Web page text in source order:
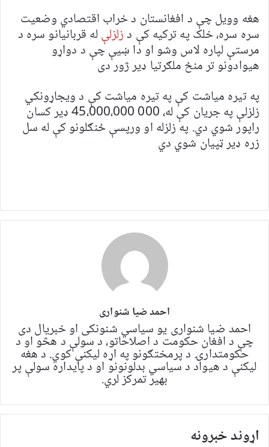
هغه وویل چې د افغانستان د خراب اقتصادي وضعیت
سره سره، خلک په ترکیه کې دزلزلېله قربانیانو سره د
مرستې لپاره لاس وشو او دا ښیې چې د دواړو
هیوادونو تر منځ ملګرتیا ډیر ژور دی
په تیره میاشت کې په تیره میاشت کې د ویجاړونکي
زلزلې په جریان کې له، 000 45،000،000 ډیر کسان
راپور شوي دي. په زلزله او ورپسې ځنګلونو کې له سل
زره ډیر ټپیان شوي دي
احمد ضیا شنواری
احمد ضیا شنواری یو سياسي شنونکی او خبریال دی
چې د افغان حکومت د اصلاحاتو، د سولې د هڅو او د
حکومتدارۍ د پرمختګونو په اړه لیکنې کوي. د هغه
لیکنې د هیواد د سیاسي بدلونونو او د پایداره سولې پر
بهیر تمرکز لري.
اړوند خبرونه